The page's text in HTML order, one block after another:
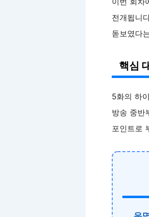
전개됩니
돋보였다
핵심
5화의 하
방송 중반
포인트로